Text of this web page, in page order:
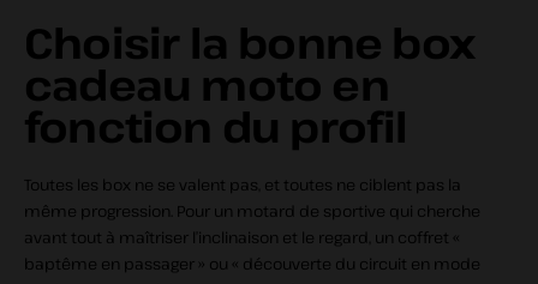
Choisir la bonne box
cadeau moto en
fonction du profil
Toutes les box ne se valent pas, et toutes ne ciblent pas la
même progression. Pour un motard de sportive qui cherche
avant tout à maîtriser l’inclinaison et le regard, un coffret «
baptême en passager » ou « découverte du circuit en mode